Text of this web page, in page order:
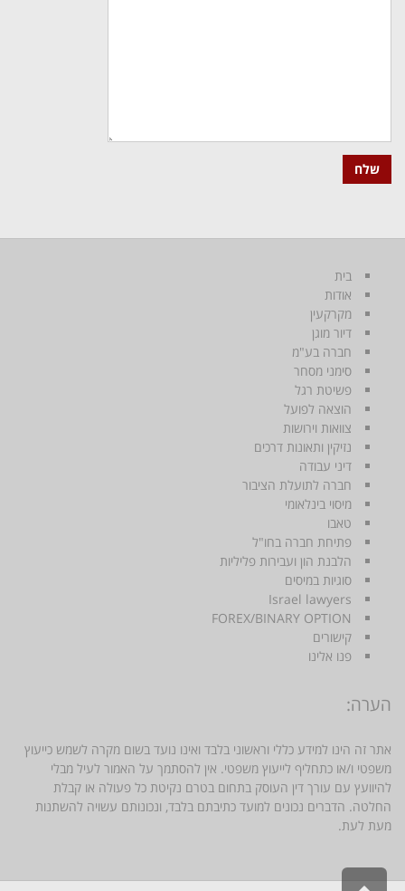
בית
אודות
מקרקעין
דיור מוגן
חברה בע"מ
סימני מסחר
פשיטת רגל
הוצאה לפועל
צוואות וירושות
נזיקין ותאונות דרכים
דיני עבודה
חברה לתועלת הציבור
מיסוי בינלאומי
טאבו
פתיחת חברה בחו"ל
הלבנת הון ועבירות פליליות
סוגיות במיסים
Israel lawyers
FOREX/BINARY OPTION
קישורים
פנו אלינו
הערה:
אתר זה הינו למידע כללי וראשוני בלבד ואינו נועד בשום מקרה לשמש כייעוץ
משפטי ו/או כתחליף לייעוץ משפטי. אין להסתמך על האמור לעיל מבלי
להיוועץ עם עורך דין העוסק בתחום בטרם נקיטת כל פעולה או קבלת
החלטה. הדברים נכונים למועד כתיבתם בלבד, ונכונותם עשויה להשתנות
מעת לעת.